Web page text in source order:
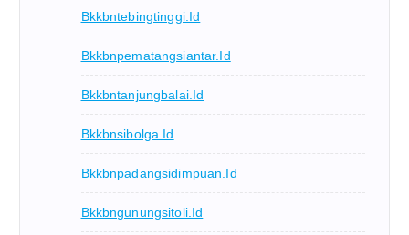
Bkkbntebingtinggi.id
Bkkbnpematangsiantar.id
Bkkbntanjungbalai.id
Bkkbnsibolga.id
Bkkbnpadangsidimpuan.id
Bkkbngunungsitoli.id